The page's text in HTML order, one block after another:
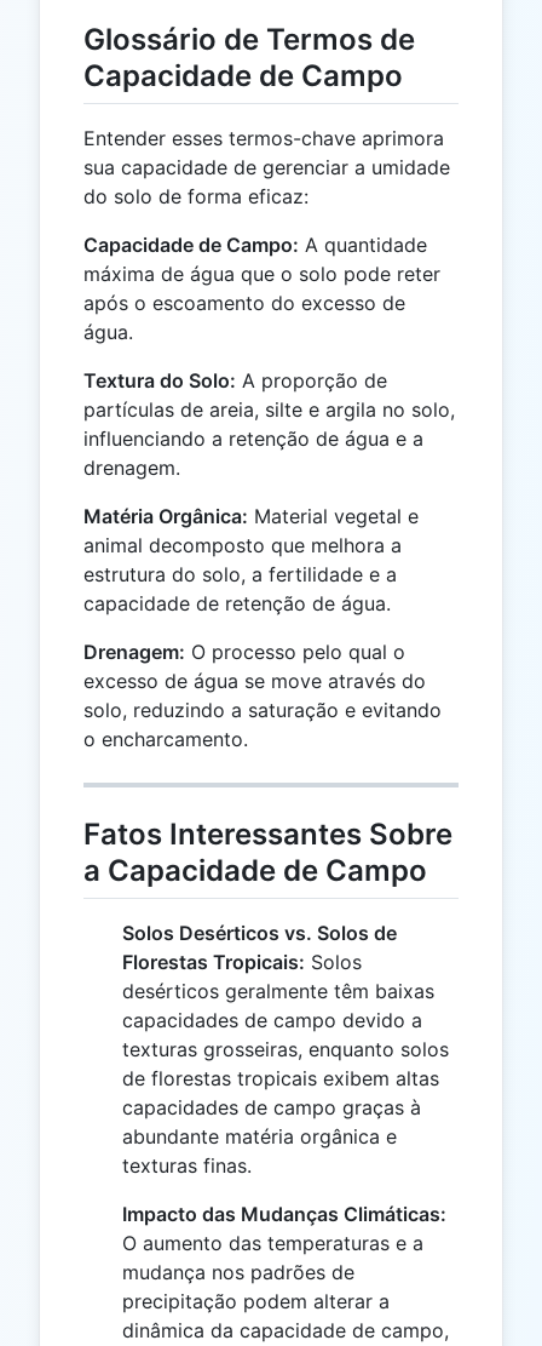
Glossário de Termos de
Capacidade de Campo
Entender esses termos-chave aprimora
sua capacidade de gerenciar a umidade
do solo de forma eficaz:
Capacidade de Campo: A quantidade
máxima de água que o solo pode reter
após o escoamento do excesso de
água.
Textura do Solo: A proporção de
partículas de areia, silte e argila no solo,
influenciando a retenção de água e a
drenagem.
Matéria Orgânica: Material vegetal e
animal decomposto que melhora a
estrutura do solo, a fertilidade e a
capacidade de retenção de água.
Drenagem: O processo pelo qual o
excesso de água se move através do
solo, reduzindo a saturação e evitando
o encharcamento.
Fatos Interessantes Sobre
a Capacidade de Campo
Solos Desérticos vs. Solos de
Florestas Tropicais: Solos
desérticos geralmente têm baixas
capacidades de campo devido a
texturas grosseiras, enquanto solos
de florestas tropicais exibem altas
capacidades de campo graças à
abundante matéria orgânica e
texturas finas.
Impacto das Mudanças Climáticas:
O aumento das temperaturas e a
mudança nos padrões de
precipitação podem alterar a
dinâmica da capacidade de campo,